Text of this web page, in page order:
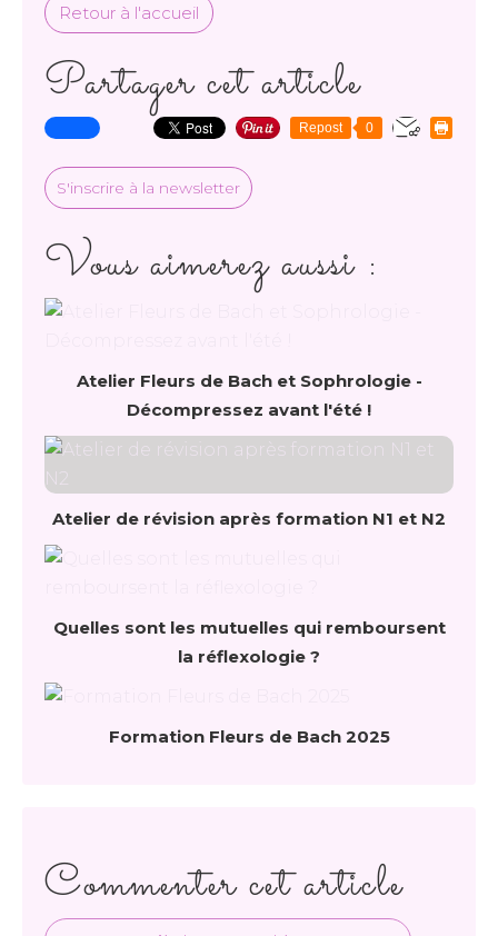
Retour à l'accueil
Partager cet article
Repost 0
S'inscrire à la newsletter
Vous aimerez aussi :
Atelier Fleurs de Bach et Sophrologie -
Décompressez avant l'été !
Atelier de révision après formation N1 et N2
Quelles sont les mutuelles qui remboursent
la réflexologie ?
Formation Fleurs de Bach 2025
Commenter cet article